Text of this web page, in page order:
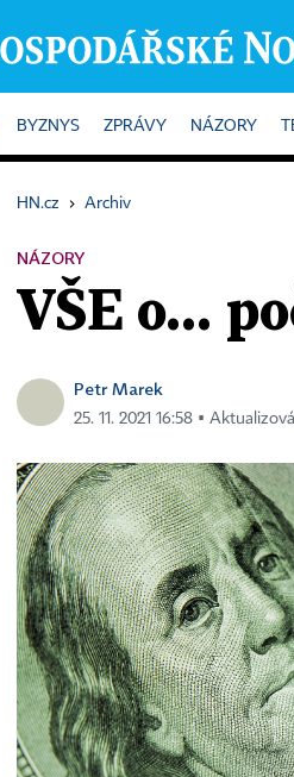
HOME
BYZNYS ZPRÁVY NÁZORY
HN.cz › Archiv
NÁZORY
VŠE o...
Petr Marek
25. 11. 2021 16:58 ▪